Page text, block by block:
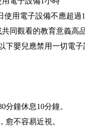
使用電子設備不應超過
共同觀看的教育意義高
下嬰兒應禁用一切電
分鐘休息10分鐘。
愈不容易近視。